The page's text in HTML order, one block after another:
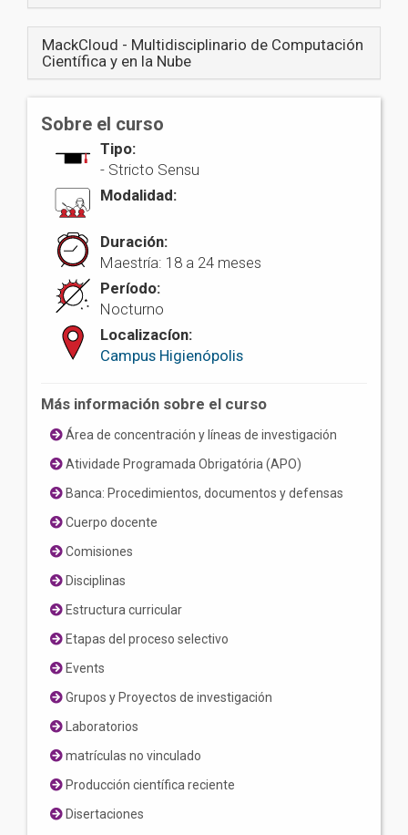
MackCloud - Multidisciplinario de Computación
Científica y en la Nube
Sobre el curso
Tipo:
- Stricto Sensu
Modalidad:
Duración:
Maestría: 18 a 24 meses
Período:
Nocturno
Localizacíon:
Campus Higienópolis
Más información sobre el curso
Área de concentración y líneas de investigación
Atividade Programada Obrigatória (APO)
Banca: Procedimientos, documentos y defensas
Cuerpo docente
Comisiones
Disciplinas
Estructura curricular
Etapas del proceso selectivo
Events
Grupos y Proyectos de investigación
Laboratorios
matrículas no vinculado
Producción científica reciente
Disertaciones